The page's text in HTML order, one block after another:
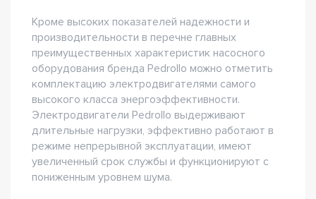
Кроме высоких показателей надежности и
производительности в перечне главных
преимущественных характеристик насосного
оборудования бренда Pedrollo можно отметить
комплектацию электродвигателями самого
высокого класса энергоэффективности.
Электродвигатели Pedrollo выдерживают
длительные нагрузки, эффективно работают в
режиме непрерывной эксплуатации, имеют
увеличенный срок службы и функционируют с
пониженным уровнем шума.